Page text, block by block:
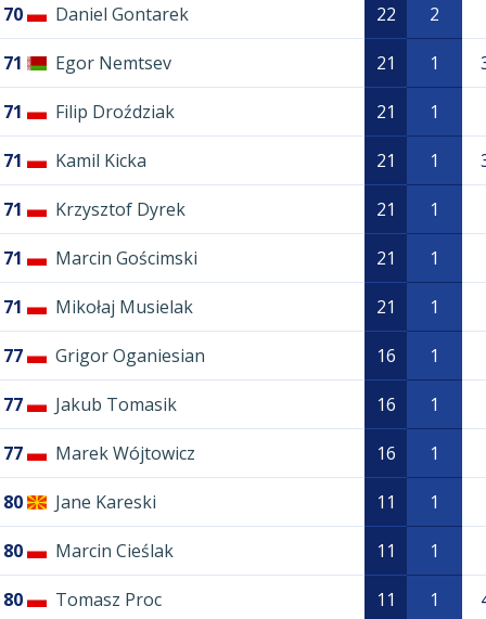
70 Daniel Gontarek 22 2
71 Egor Nemtsev 21 1
71 Filip Droździak 21 1
71 Kamil Kicka 21 1
71 Krzysztof Dyrek 21 1
71 Marcin Gościmski 21 1
71 Mikołaj Musielak 21 1
77 Grigor Oganiesian 16 1
77 Jakub Tomasik 16 1
77 Marek Wójtowicz 16 1
80 Jane Kareski 11 1
80 Marcin Cieślak 11 1
80 Tomasz Proc 11 1